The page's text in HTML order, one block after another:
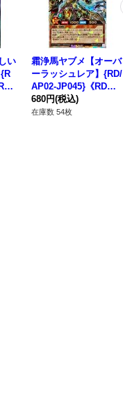
い
霜浄馬ヤブメ【オーバ
ーラッシュレア】{RD/
AP02-JP045}《RDモ
ンスター》
680円(税込)
在庫数 54枚